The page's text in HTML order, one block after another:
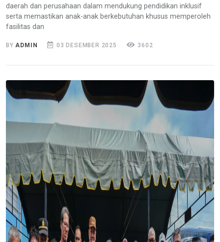
daerah dan perusahaan dalam mendukung pendidikan inklusif
serta memastikan anak-anak berkebutuhan khusus memperoleh
fasilitas dan
BY ADMIN 03 DESEMBER 2025 3602